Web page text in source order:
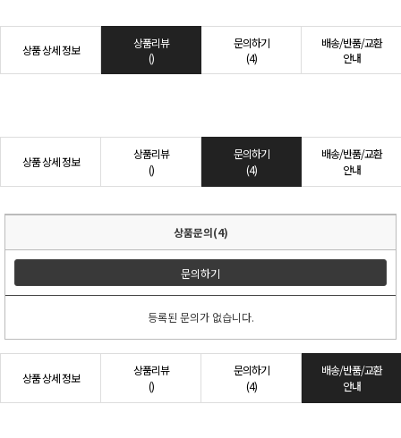
상품 상세 정보
상품리뷰
()
문의하기
(4)
배송/반품/교환
안내
상품 상세 정보
상품리뷰
()
문의하기
(4)
배송/반품/교환
안내
상품문의(4)
문의하기
등록된 문의가 없습니다.
상품 상세 정보
상품리뷰
()
문의하기
(4)
배송/반품/교환
안내